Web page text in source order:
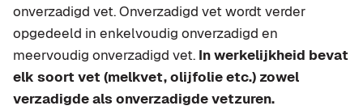
onverzadigd vet. Onverzadigd vet wordt verder
opgedeeld in enkelvoudig onverzadigd en
meervoudig onverzadigd vet. In werkelijkheid bevat
elk soort vet (melkvet, olijfolie etc.) zowel
verzadigde als onverzadigde vetzuren.